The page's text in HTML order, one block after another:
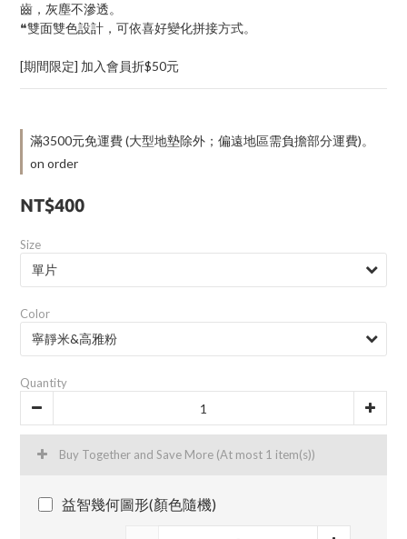
齒，灰塵不滲透。
❝雙面雙色設計，可依喜好變化拼接方式。
[期間限定] 加入會員折$50元
滿3500元免運費 (大型地墊除外；偏遠地區需負擔部分運費)。
on order
NT$400
Size
Color
Quantity
Buy Together and Save More (At most 1 item(s))
益智幾何圖形(顏色隨機)